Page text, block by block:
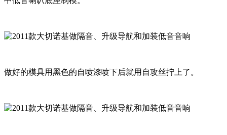
做好的模具用黑色的自喷漆喷下后就用自攻丝拧上了。